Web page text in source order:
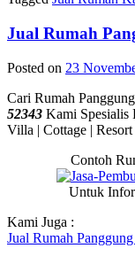
Jual Rumah
Posted on 23
Cari Rumah
52343 Kami Spesialis
Villa | Cottage |
Contoh
Untuk
Kami Juga :
Jual Rumah